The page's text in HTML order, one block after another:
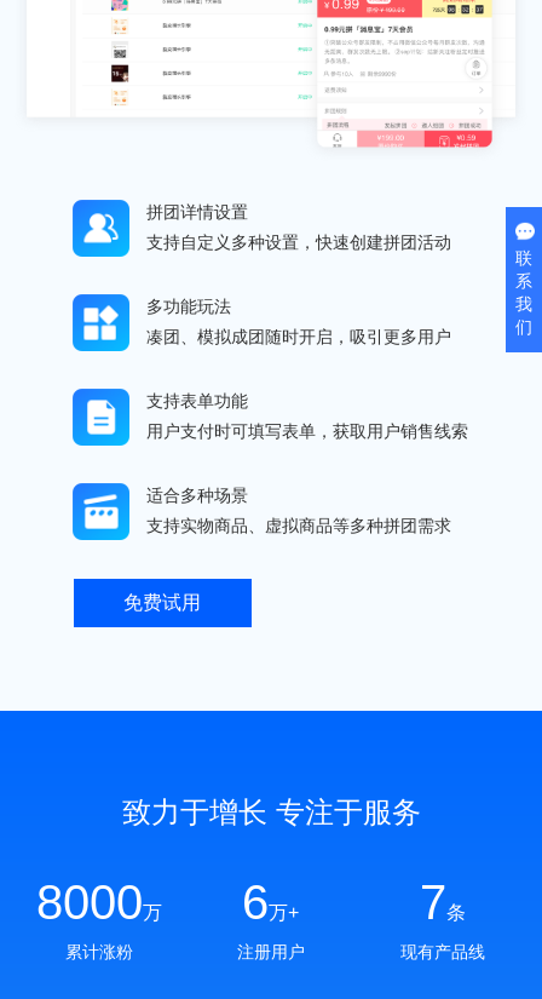
拼团详情设置
支持自定义多种设置，快速创建拼团活动
多功能玩法
凑团、模拟成团随时开启，吸引更多用户
支持表单功能
用户支付时可填写表单，获取用户销售线索
适合多种场景
支持实物商品、虚拟商品等多种拼团需求
免费试用
致力于增长 专注于服务
8000万
累计涨粉
6万+
注册用户
7条
现有产品线
联
系
我
们